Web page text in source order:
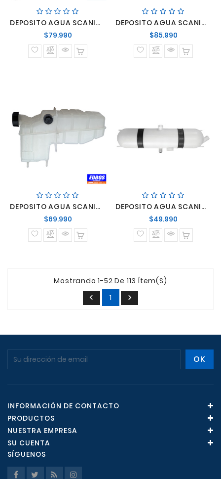
DEPOSITO AGUA SCANIA BUSES SERIES K
$79.990Precio
normal
DEPOSITO AGUA SCANIA S-4 SIN SENSOR
$85.990Precio
normal
DEPOSITO AGUA SCANIA S-5 PGR
$69.990Precio
normal
DEPOSITO AGUA SCANIA SIN SENSOR CON ALIMENTACION CENTRAL
$49.990
normal
Mostrando 1-52 De 113 Ítem(s)

1 
INFORMACIÓN DE CONTACTO
PRODUCTOS
NUESTRA EMPRESA
SU CUENTA
SÍGUENOS